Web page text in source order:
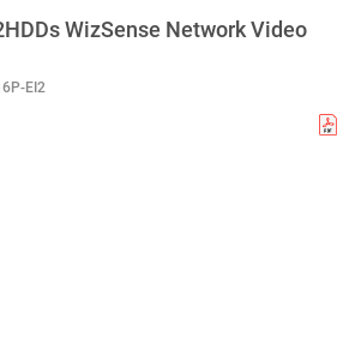
WizSense Network Video
EI2